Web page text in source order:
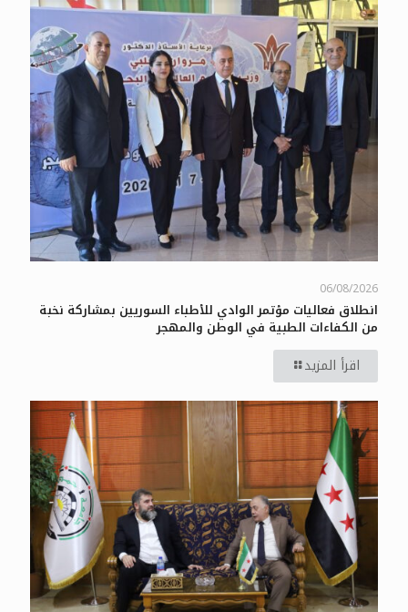
06/08/2026
انطلاق فعاليات مؤتمر الوادي للأطباء السوريين بمشاركة نخبة
من الكفاءات الطبية في الوطن والمهجر
اقرأ المزيد